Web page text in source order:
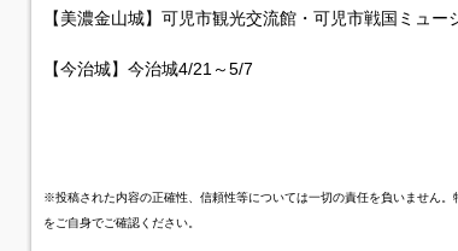
【美濃金山城】可児市観光交流館・可児市戦国ミュー
【今治城】今治城4/21～5/7
※投稿された内容の正確性、信頼性等については一切の責任を負いません
をご自身でご確認ください。